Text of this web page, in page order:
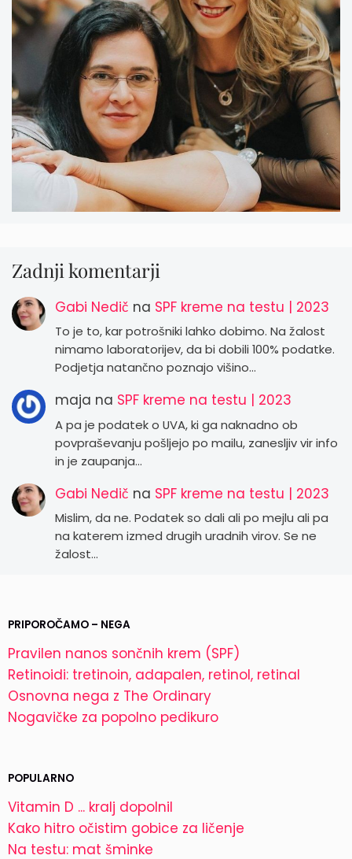
Zadnji komentarji
Gabi Nedič na SPF kreme na testu | 2023
To je to, kar potrošniki lahko dobimo. Na žalost
nimamo laboratorijev, da bi dobili 100% podatke.
Podjetja natančno poznajo višino…
maja na SPF kreme na testu | 2023
A pa je podatek o UVA, ki ga naknadno ob
povpraševanju pošljejo po mailu, zanesljiv vir info
in je zaupanja…
Gabi Nedič na SPF kreme na testu | 2023
Mislim, da ne. Podatek so dali ali po mejlu ali pa
na katerem izmed drugih uradnih virov. Se ne
žalost…
PRIPOROČAMO – NEGA
Pravilen nanos sončnih krem (SPF)
Retinoidi: tretinoin, adapalen, retinol, retinal
Osnovna nega z The Ordinary
Nogavičke za popolno pedikuro
POPULARNO
Vitamin D ... kralj dopolnil
Kako hitro očistim gobice za ličenje
Na testu: mat šminke